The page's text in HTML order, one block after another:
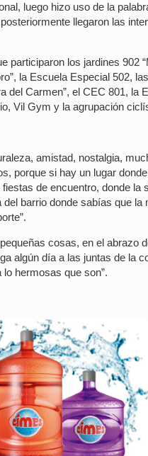
luego hizo uso de la
llegaron las
participaron los jardines 902
la Escuela Especial 502,
del Carmen”, el CEC 801,
Vil Gym y la agrupación
amistad, nostalgia,
porque si hay un lugar
de encuentro, donde la
barrio donde sabías que
cosas, en el abrazo
algún día a las juntas de la
hermosas que son”.